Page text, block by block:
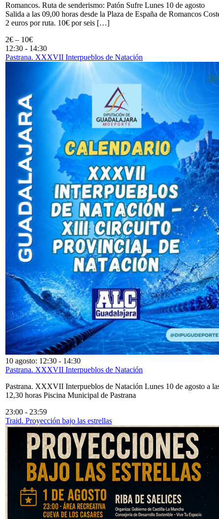
Romancos. Ruta de senderismo: Patón Sufre Lunes 10 de agosto
Salida a las 09,00 horas desde la Plaza de España de Romancos
2 euros por ruta. 10€ por seis […]
2€ – 10€
12:30 - 14:30
Pastrana. XXXVII Interpueblos de Natación
10 agosto: 12:30 - 14:30
Pastrana. XXXVII Interpueblos de Natación
Pastrana. XXXVII Interpueblos de Natación Lunes 10 de agosto a
12,30 horas Piscina Municipal de Pastrana
23:00 - 23:59
Traid. Proyección bajo las estrellas